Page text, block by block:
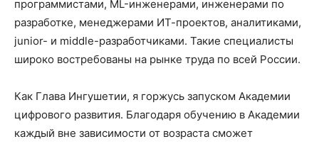
программистами, ML-инженерами, инженерами по
разработке, менеджерами ИТ-проектов, аналитиками,
junior- и middle-разработчиками. Такие специалисты
широко востребованы на рынке труда по всей России.
Как Глава Ингушетии, я горжусь запуском Академии
цифрового развития. Благодаря обучению в Академии
каждый вне зависимости от возраста сможет